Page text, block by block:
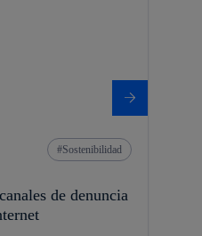
Sostenibilidad
de denuncia